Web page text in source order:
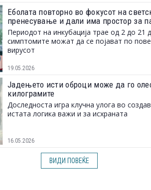
Еболата повторно во фокусот на
пренесување и дали има простор за
Периодот на инкубација трае од 2 до 21
симптомите можат да се појават по
вирусот
19.05.2026
Јадењето исти оброци може да го
килограмите
Доследноста игра клучна улога во
истата логика важи и за исхраната
16.05.2026
ВИДИ ПОВЕЌЕ